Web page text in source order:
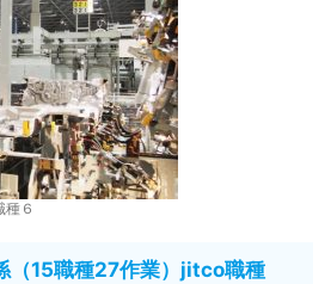
６
（15職種27作業）jitco職種